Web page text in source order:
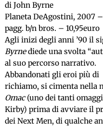
di John Byrne
Planeta DeAgostini, 2007 –
pagg. b/n bros. – 10,95euro
Agli inizi degli anni ’90 il
Byrnediede una svolta
al suo percorso narrativo.
Abbandonati gli eroi più di
richiamo, si cimenta nella
Omac(uno dei tanti omaggi
Kirby) prima di avviare il
dei Next Men, di qualche